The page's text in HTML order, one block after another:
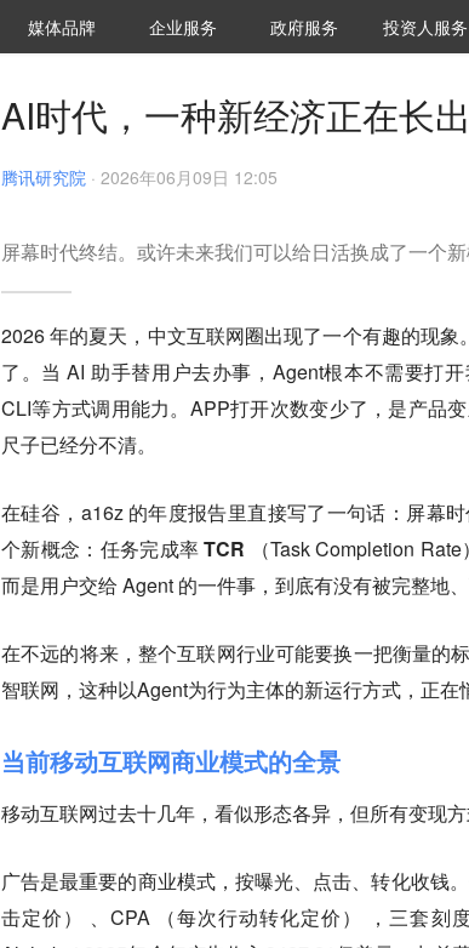
媒体品牌 36Kr研究院
企业服务 城市之窗
政府服务 VClub投资机构
投资机构职位推
投资人服务
AI时代，一种新经济正在长
腾讯研究院 · 2026年06月09日 12:05
屏幕时代终结。或许未来我们可以给日活换成了一个
2026 年的夏天，中文互联网圈出现了一个有趣的现
了。当 AI 助手替用户去办事，Agent根本不需要打
CLI等方式调用能力。APP打开次数变少了，是产品
尺子已经分不清。
在硅谷，a16z 的年度报告里直接写了一句话：屏幕
个新概念： 任务完成率 TCR （Task Completion
而是用户交给 Agent 的一件事，到底有没有被完整地
在不远的将来，整个互联网行业可能要换一把衡量的
智联网，这种以Agent为行为主体的新运行方式，正在
当前移动互联网商业模式的全景
移动互联网过去十几年，看似形态各异，但所有变现
广告是最重要的商业模式，按曝光、点击、转化收钱
击定价） 、CPA （每次行动转化定价） ，三套刻